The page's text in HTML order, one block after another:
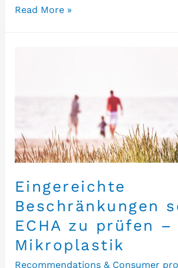
Read More »
Eingereichte
Beschränkungen
ECHA zu prüfen –
Mikroplastik
Recommendations & Consumer